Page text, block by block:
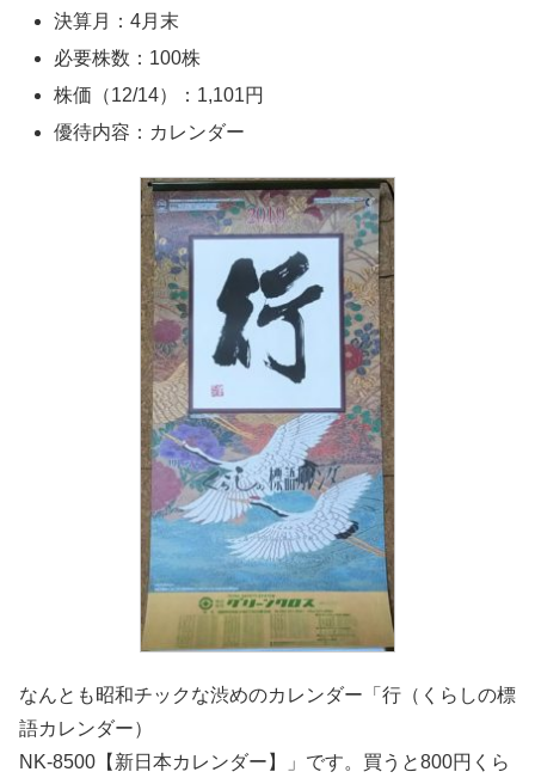
決算月：4月末
必要株数：100株
株価（12/14）：1,101円
優待内容：カレンダー
なんとも昭和チックな渋めのカレンダー「行（くらしの標
語カレンダー）
NK-8500【新日本カレンダー】」です。買うと800円くら